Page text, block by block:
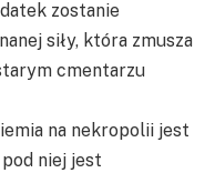
zostanie
siły, która zmusza
cmentarzu
na nekropolii jest
niej jest